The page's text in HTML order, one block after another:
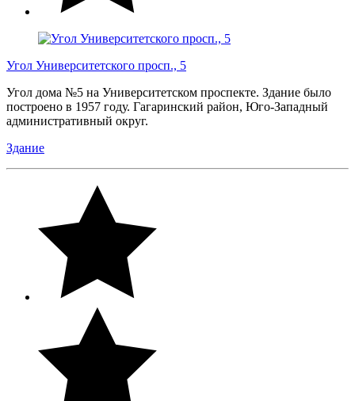
Угол Университетского просп., 5
Угол дома №5 на Университетском проспекте. Здание было
построено в 1957 году. Гагаринский район, Юго-Западный
административный округ.
Здание